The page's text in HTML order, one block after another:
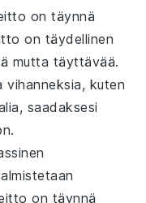
on täynnä
on täydellinen
mutta täyttävää.
vihanneksia, kuten
saadaksesi
on täynnä